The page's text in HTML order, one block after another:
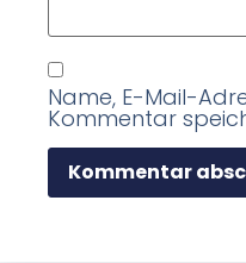
Name, E-Mail-
Kommentar